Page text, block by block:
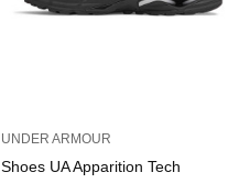
UNDER ARMOUR
Shoes UA Apparition Tech